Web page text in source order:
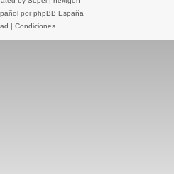
por phpBB España
| Condiciones